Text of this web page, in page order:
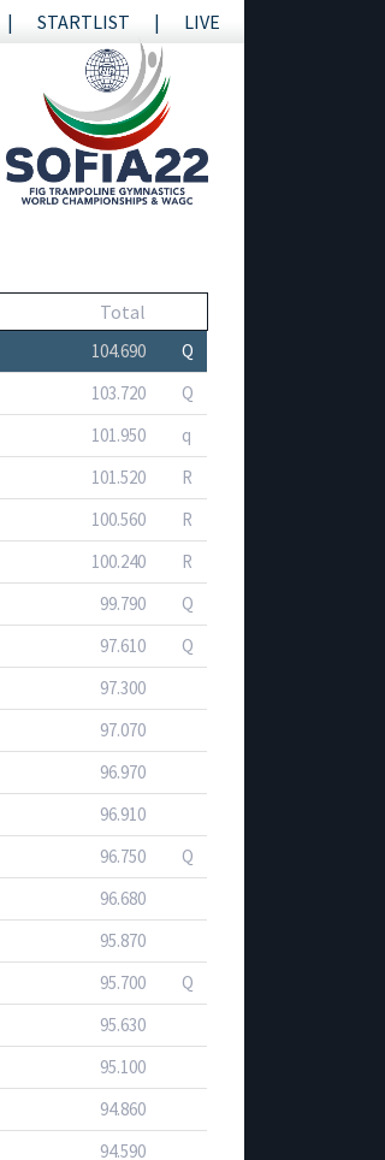
STARTLIST LIVE
Total
104.690
Q
103.720
Q
101.950
q
101.520
R
100.560
R
100.240
R
99.790
Q
97.610
Q
97.300
97.070
96.970
96.910
96.750
Q
96.680
95.870
95.700
Q
95.630
95.100
94.860
94.590